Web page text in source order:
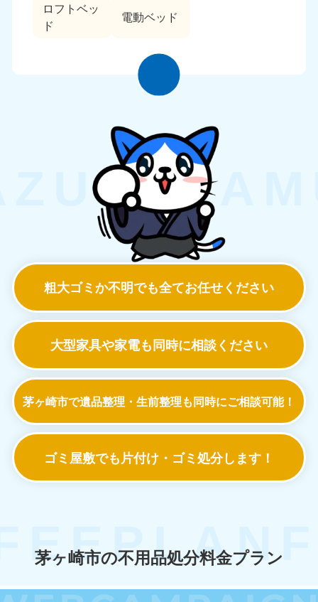
ロフトベッ
ド
電動ベッド
粗大ゴミか不明でも全てお任せください
大型家具や家電も同時に相談ください
茅ヶ崎市で遺品整理・生前整理も同時にご相談可能！
ゴミ屋敷でも 片付け・ゴミ処分します！
茅ヶ崎市の不用品処分料金プラン